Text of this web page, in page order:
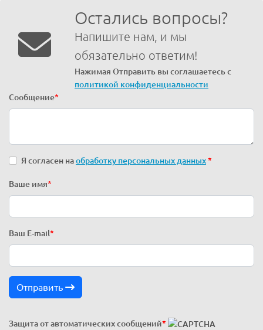
Остались вопросы?
Напишите нам, и мы
обязательно ответим!
Нажимая Отправить вы соглашаетесь с
политикой конфиденциальности
Сообщение*
Я согласен наобработку персональных данных*
Ваше имя*
Ваш E-mail *
Отправить
Защита от автоматических сообщений*